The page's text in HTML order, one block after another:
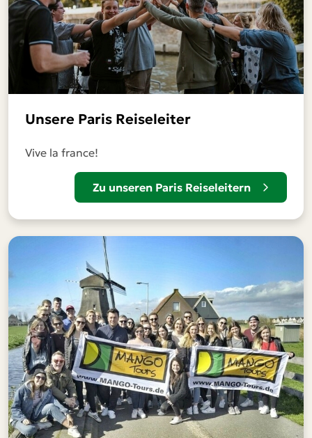
Unsere Paris Reiseleiter
Vive la france!
Zu unseren Paris Reiseleitern